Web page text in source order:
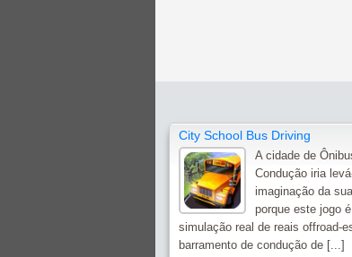
City School Bus Driving
A cidade de
Condução iria
imaginação da
porque este jogo
simulação real de reais offroad-
barramento de condução de [...]